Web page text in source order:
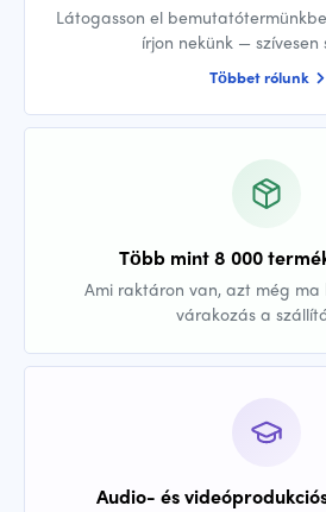
Látogasson el
írjon nekünk — szívesen
Többet rólunk
Több mint 8 000
Ami raktáron van, azt még ma
várakozás a
Audio- és